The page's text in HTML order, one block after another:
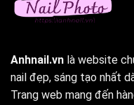
Anhnail.vn là website
nail đẹp, sáng tạo nhất
Trang web mang đến